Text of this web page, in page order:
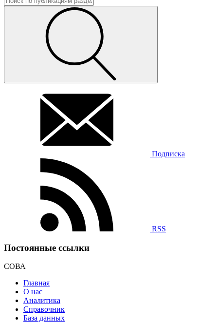
Подписка
RSS
Постоянные ссылки
СОВА
Главная
О нас
Аналитика
Справочник
База данных